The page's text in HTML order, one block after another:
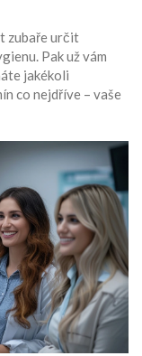
zubaře určit
Pak už vám
jakékoli
co nejdříve – vaše